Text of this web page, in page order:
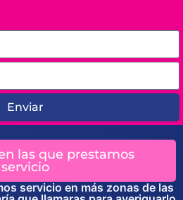
Enviar
las que prestamos
servicio
servicio en más zonas de las